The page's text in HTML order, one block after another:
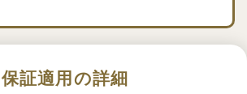
保証適用の詳細